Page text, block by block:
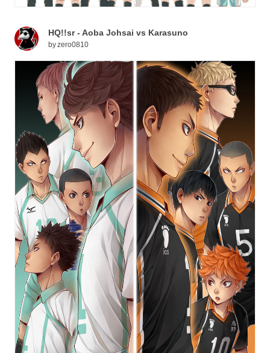
HQ!!sr - Aoba Johsai vs Karasuno
byzero0810